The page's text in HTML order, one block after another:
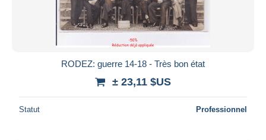
RODEZ: guerre 14-18 - Très bon état
± 23,11 $US
Statut Professionnel